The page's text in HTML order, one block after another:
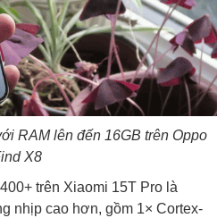
RAM lên đến 16GB trên Oppo
X8
trên Xiaomi 15T Pro là
nhịp cao hơn, gồm 1× Cortex-